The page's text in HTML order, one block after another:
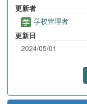
更新者
学校管理者
更新日
2024/05/01